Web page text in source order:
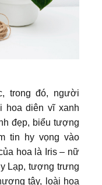
trong đó, người
hoa diên vĩ xanh
đẹp, biểu tượng
tin hy vọng vào
hoa là Iris – nữ
Lạp, tượng trưng
tây, loài hoa